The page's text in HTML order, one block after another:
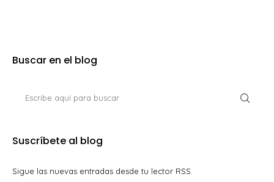
Buscar en el blog
Suscríbete al blog
Sigue las nuevas entradas desde tu lector RSS.